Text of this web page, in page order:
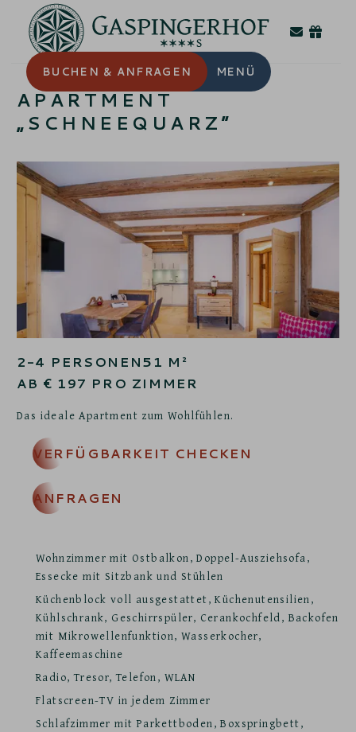
BUCHEN & ANFRAGEN MENÜ
APARTMENT
„SCHNEEQUARZ“
2-4 PERSONEN51 M²
AB € 197 PRO ZIMMER
Das ideale Apartment zum Wohlfühlen.
VERFÜGBARKEIT CHECKEN
ANFRAGEN
Wohnzimmer mit Ostbalkon, Doppel-Ausziehsofa,
Essecke mit Sitzbank und Stühlen
Küchenblock voll ausgestattet, Küchenutensilien,
Kühlschrank, Geschirrspüler, Cerankochfeld, Backofen
mit Mikrowellenfunktion, Wasserkocher,
Kaffeemaschine
Radio, Tresor, Telefon, WLAN
Flatscreen-TV in jedem Zimmer
Schlafzimmer mit Parkettboden, Boxspringbett,